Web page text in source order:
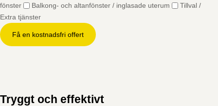
fönster
Balkong- och altanfönster / inglasade uterum
Tillval /
Extra tjänster
Få en kostnadsfri offert
Tryggt och effektivt